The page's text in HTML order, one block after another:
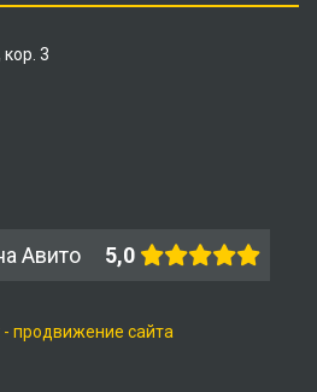
3
Авито 5,0
- продвижение сайта